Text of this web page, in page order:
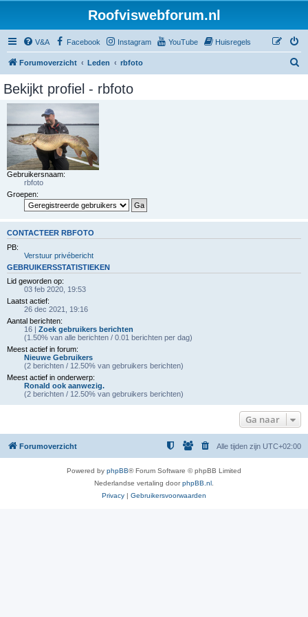
Roofviswebforum.nl
V&A Facebook Instagram YouTube Huisregels
Forumoverzicht Leden rbfoto
Bekijkt profiel - rbfoto
Gebruikersnaam:
rbfoto
Groepen:
CONTACTEER RBFOTO
PB:
Verstuur privébericht
GEBRUIKERSSTATISTIEKEN
Lid geworden op:
03 feb 2020, 19:53
Laatst actief:
26 dec 2021, 19:16
Aantal berichten:
16 | Zoek gebruikers berichten
(1.50% van alle berichten / 0.01 berichten per dag)
Meest actief in forum:
Nieuwe Gebruikers
(2 berichten / 12.50% van gebruikers berichten)
Meest actief in onderwerp:
Ronald ook aanwezig.
(2 berichten / 12.50% van gebruikers berichten)
Ga naar
Forumoverzicht Alle tijden zijn UTC+02:00
Powered by phpBB® Forum Software © phpBB Limited
Nederlandse vertaling doorphpBB.nl
Privacy | Gebruikersvoorwaarden